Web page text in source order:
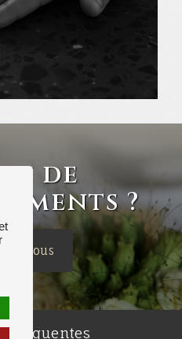
de
?
nous
fréquentes